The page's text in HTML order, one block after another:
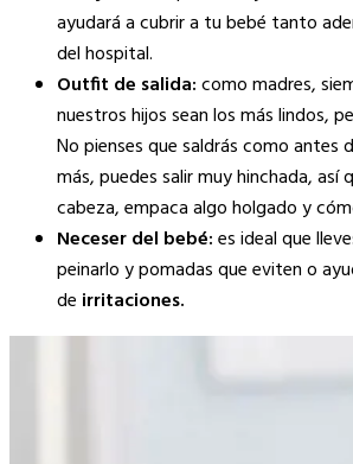
ayudará a cubrir a tu bebé tanto
del hospital.
Outfit de salida:como madres,
nuestros hijos sean los más lindos,
No pienses que saldrás como antes
más, puedes salir muy hinchada, así
cabeza, empaca algo holgado y
Neceser del bebé:es ideal que
peinarlo y pomadas que eviten o
de irritaciones.